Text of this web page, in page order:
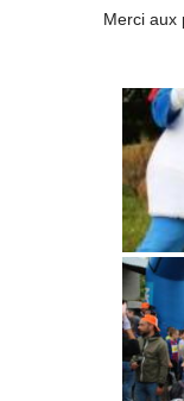
Merci aux